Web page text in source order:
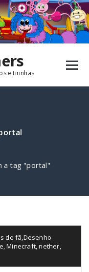
e tirinhas
a tag "portal"
de fã,Desenho
,Minecraft,nether,